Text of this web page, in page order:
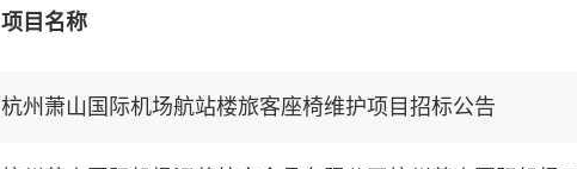
项目名称
杭州萧山国际机场航站楼旅客座椅维护项目招标公告